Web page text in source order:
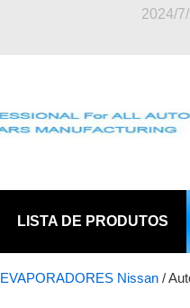
2024/
LISTA DE PRODUTOS
EVAPORADORES Nissan /